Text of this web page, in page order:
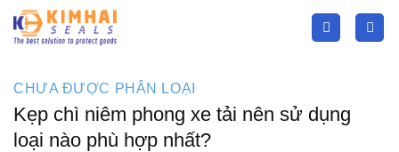
Skip
CHƯA ĐƯỢC PHÂN LOẠI
Kẹp chì niêm phong xe tải nên sử dụng
loại nào phù hợp nhất?